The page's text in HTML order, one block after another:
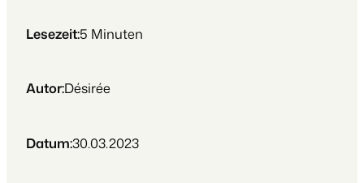
Lesezeit:5 Minuten
Autor:Désirée
Datum:30.03.2023